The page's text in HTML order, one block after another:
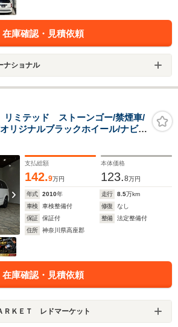
在庫確認・見積依頼
ナショナル
ミテッド ストーンゴー/禁煙車/
リジナルブラックホイール/ナビ地
メラ/HID/ETC/キーレス/スペア
ーター/パドルシフト/パワーゲー
/
支払総額
142.9万円
本体価格
123.8万円
年式 2010年 走行 8.5万km
車検
車検整備付 修復
なし
保証
保証付 整備
法定整備付
住所
神奈川県高座郡
在庫確認・見積依頼
ＲＫＥＴ レドマーケット